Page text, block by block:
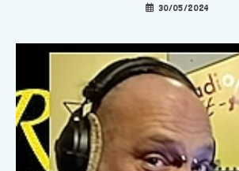
30/05/2024